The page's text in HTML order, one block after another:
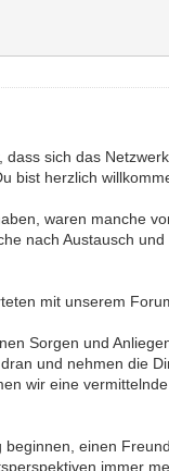
dass sich das
bist herzlich
waren manche
nach Austausch
mit unserem
Sorgen und
und nehmen die
wir eine
einen
immer